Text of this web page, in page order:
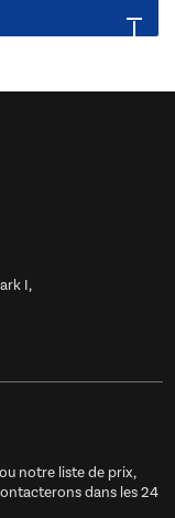
I,
notre liste de prix,
dans les 24